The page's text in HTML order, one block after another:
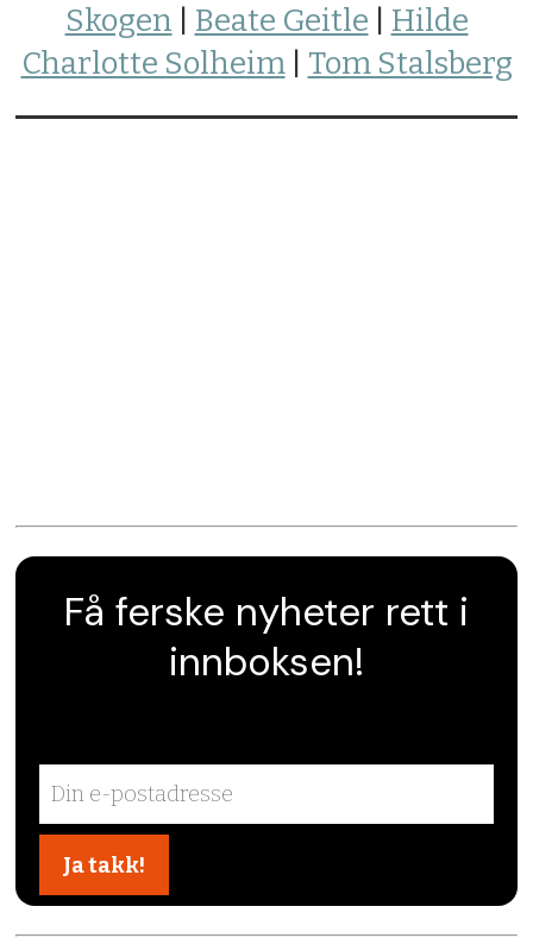
Skogen
Beate Geitle
Hilde
Charlotte Solheim| Tom Stalsberg
Få ferske nyheter rett i
innboksen!